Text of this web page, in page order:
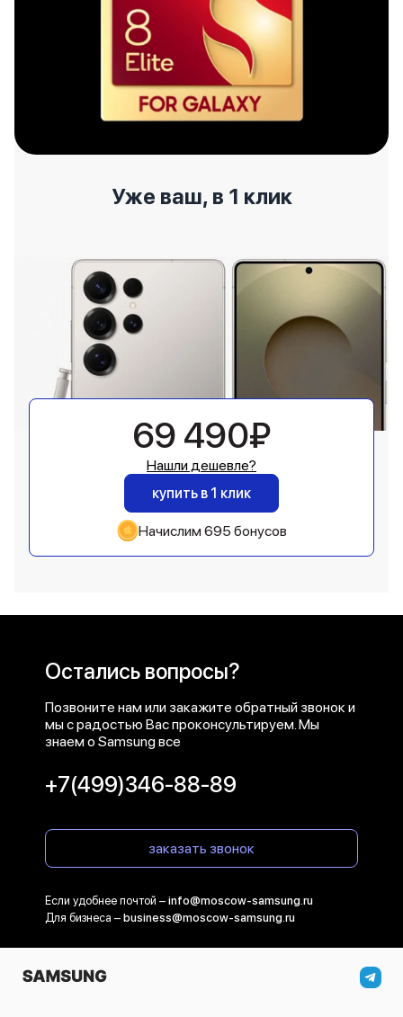
Уже ваш, в 1 клик
69 490₽
Нашли дешевле?
купить в 1 клик
Начислим 695 бонусов
Остались вопросы?
Позвоните нам или закажите обратный звонок и
мы с радостью Вас проконсультируем. Мы
знаем о Samsung все
+7(499)346-88-89
заказать звонок
Если удобнее почтой – info@moscow-samsung.ru
Для бизнеса – business@moscow-samsung.ru